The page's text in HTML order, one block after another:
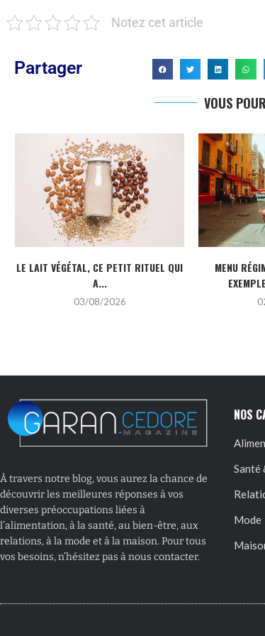
Notez cet article
Partager
VOUS
LE LAIT VÉGÉTAL, CE PETIT RITUEL QUI
A...
03/08/2026
MENU
À travers notre blog, vous aurez la chance de
découvrir les meilleures réponses à vos
diverses préoccupations liées à
l’alimentation, à la santé, au bien-être, aux
relations, à la mode et à la maison. Pour tous
vos besoins, n’hésitez pas à nous contacter.
NOS
Santé
Mode